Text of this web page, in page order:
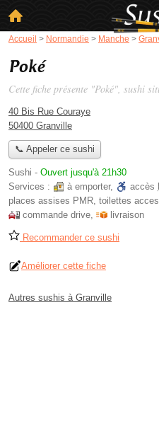
Accueil > Normandie > Manche >
Poké
Cette fiche présente "Poké", sushi
40 Bis Rue Couraye
50400 Granville
📞 Appeler ce sushi
Sushi - Ouvert jusqu'à 21h30
Services :
à emporter, accès
places assises PMR, toilettes
commande drive, livraison
Recommander ce sushi
Améliorer cette fiche
Autres sushis à Granville